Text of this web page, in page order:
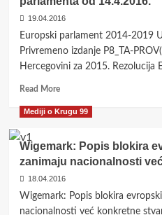
19.04.2016
Europski parlament 2014-2019
Privremeno izdanje P8_TA-
Hercegovini za 2015. Rezolucija
Read MoreRead
about
čitati:
Rezolucija
Europskog
parlamenta
Mediji o Krugu 99
Wigemark: Popis blokira
zanimaju nacionalnosti
18.04.2016
Wigemark: Popis blokira
nacionalnosti već konkretne